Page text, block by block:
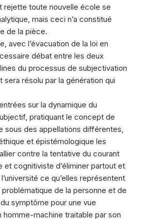
rejette toute nouvelle école se
mais ceci n’a constitué
de la pièce.
avec l’évacuation de la loi en
débat entre les deux
du processus de subjectivation
sera résolu par la génération qui
sur la dynamique du
pratiquant le concept de
sous des appellations différentes,
et épistémologique les
contre la tentative du courant
et cognitiviste d’éliminer partout et
ce qu’elles représentent
de la personne et de
symptôme pour une vue
homme-machine traitable par son